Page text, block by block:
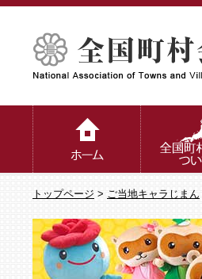
トップページ > ご当地キャラじまん